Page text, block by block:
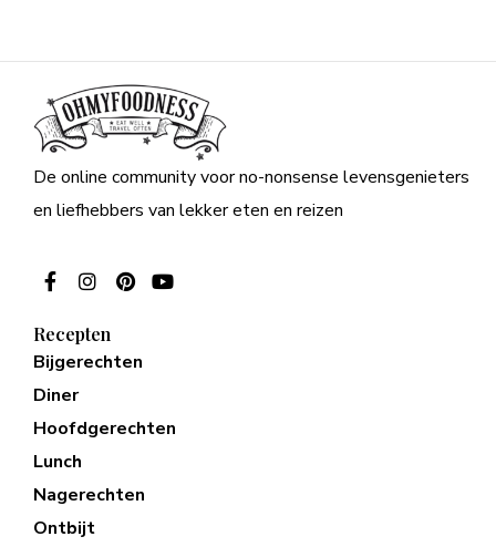
De online community voor no-nonsense levensgenieters
en liefhebbers van lekker eten en reizen
Recepten
Bijgerechten
Diner
Hoofdgerechten
Lunch
Nagerechten
Ontbijt